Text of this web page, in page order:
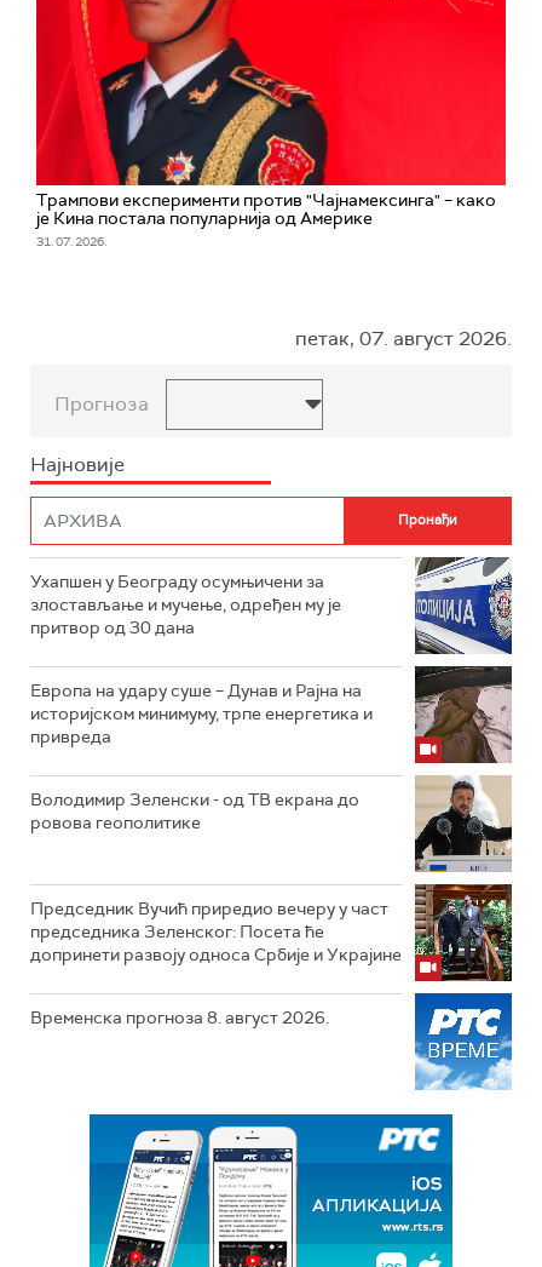
Трампови експерименти против "Чајнамексинга" – како
је Кина постала популарнија од Америке
31. 07. 2026.
петак, 07. август 2026.
Прогноза
Најновије
Ухапшен у Београду осумњичени за
злостављање и мучење, одређен му је
притвор од 30 дана
Европа на удару суше – Дунав и Рајна на
историјском минимуму, трпе енергетика и
привреда
Володимир Зеленски - од ТВ екрана до
ровова геополитике
Председник Вучић приредио вечеру у част
председника Зеленског: Посета ће
допринети развоју односа Србије и Украјине
Временска прогноза 8. август 2026.